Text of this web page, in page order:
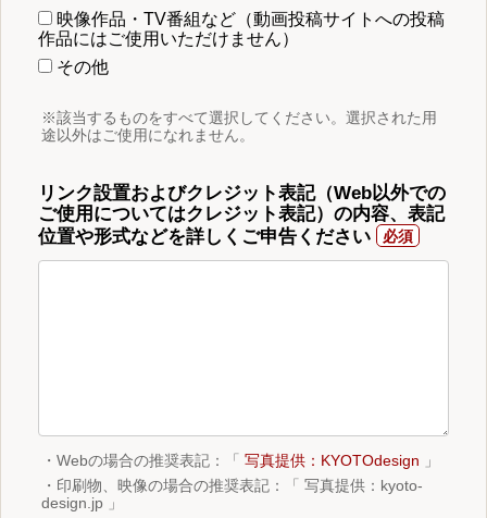
映像作品・TV番組など（動画投稿サイトへの投稿
作品にはご使用いただけません）
その他
※該当するものをすべて選択してください。選択された用
途以外はご使用になれません。
リンク設置およびクレジット表記（Web以外での
ご使用についてはクレジット表記）の内容、表記
位置や形式などを詳しくご申告ください
・Webの場合の推奨表記：「 写真提供：KYOTOdesign 」
・印刷物、映像の場合の推奨表記：「 写真提供：kyoto-
design.jp 」